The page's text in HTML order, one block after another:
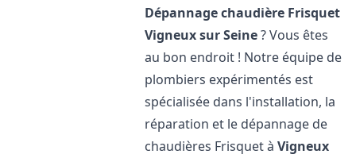
Dépannage chaudière Frisquet
Vigneux sur Seine? Vous êtes
au bon endroit ! Notre équipe de
plombiers expérimentés est
spécialisée dans l'installation, la
réparation et le dépannage de
chaudières Frisquet àVigneux